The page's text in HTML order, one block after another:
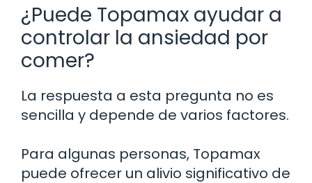
¿Puede Topamax ayudar a
controlar la ansiedad por
comer?
La respuesta a esta pregunta no es
sencilla y depende de varios factores.
Para algunas personas, Topamax
puede ofrecer un alivio significativo de